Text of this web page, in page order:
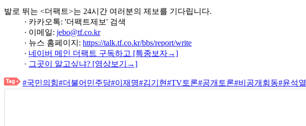
발로 뛰는 <더팩트>는 24시간 여러분의 제보를 기다립니다.
· 카카오톡: '더팩트제보' 검색
· 이메일: jebo@tf.co.kr
· 뉴스 홈페이지: https://talk.tf.co.kr/bbs/report/write
· 네이버 메인 더팩트 구독하고 [특종보자→]
· 그곳이 알고싶냐? [영상보기→]
#국민의힘#더불어민주당#이재명#김기현#TV토론#공개토론#비공개회동#윤석열